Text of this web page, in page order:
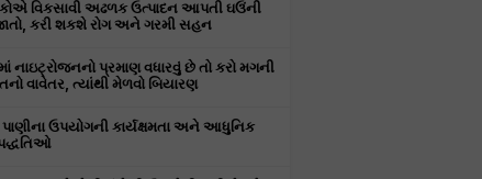
વિકસાવી અઢળક ઉત્પાદન આપતી ઘઉંની
કરી શકશે રોગ અને ગરમી સહન
નાઇટ્રોજનનો પ્રમાણ વધારવું છે તો કરો મગની
વાવેતર, ત્યાંથી મેળવો બિયારણ
પાણીના ઉપયોગની કાર્યક્ષમતા અને આધુનિક